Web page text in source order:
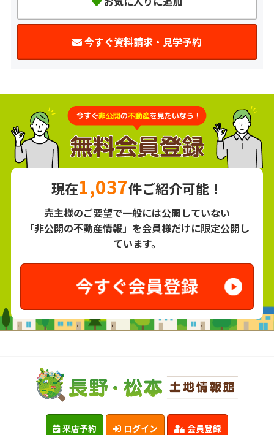
今すぐ資料請求・見学予約
現在1,037件ご紹介可能！
売主様のご要望で一般には公開していない
「非公開の不動産情報」を会員様だけに限定公開し
ています。
来店予約 ログイン 会員登録